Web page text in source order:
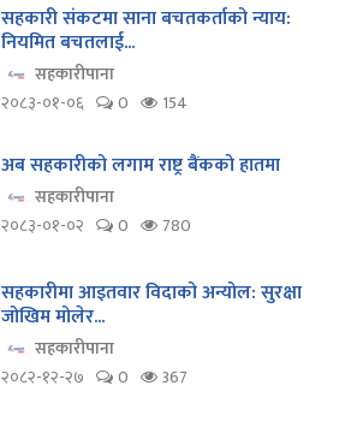
सहकारी संकटमा साना बचतकर्ताको न्याय:
नियमित बचतलाई...
सहकारीपाना
२०८३-०१-०६
0 154
अब सहकारीको लगाम राष्ट्र बैंकको हातमा
सहकारीपाना
२०८३-०१-०२
0 780
सहकारीमा आइतवार विदाको अन्योल: सुरक्षा
जोखिम मोलेर...
सहकारीपाना
२०८२-१२-२७
0 367